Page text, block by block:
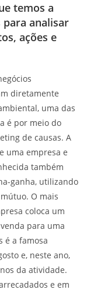
temos a
analisar
ações e
diretamente
uma das
é por meio do
de causas. A
uma empresa e
também
ganha, utilizando
O mais
coloca um
para uma
é a famosa
e, neste ano,
da atividade.
e em